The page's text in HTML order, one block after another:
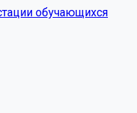
обучающихся